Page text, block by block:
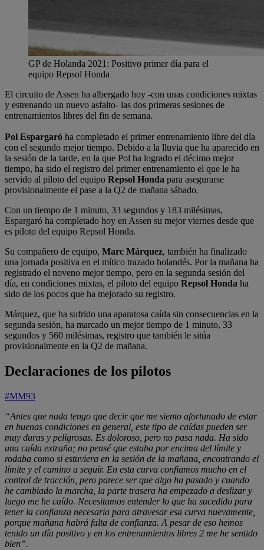
GP de Holanda 2021: Positivo primer día para el
equipo Repsol Honda
El circuito de Assen ha albergado hoy -con unas condiciones mixtas
y estrenando un nuevo asfalto- las dos primeras sesiones de
entrenamientos libres del fin de semana.
Pol Espargaró ha completado el primer entrenamiento libre del día
con el segundo mejor tiempo. Debido a la lluvia que ha aparecido en
la sesión de la tarde, en la que Pol ha logrado el décimo mejor
tiempo, ha sido el registro del primer entrenamiento el que le ha
servido al piloto del equipo Repsol Honda para asegurarse
provisionalmente el pase a la Q2 de mañana sábado.
Con un tiempo de 1 minuto, 33 segundos y 183 milésimas,
Espargaró ha completado hoy en Assen su mejor viernes desde que
es piloto del equipo Repsol Honda.
Su compañero de equipo, Marc Márquez, también ha finalizado
una jornada positiva en el mítico trazado holandés. Por la mañana ha
registrado el noveno mejor tiempo, pero en la segunda sesión del
día, en condiciones mixtas, el piloto del equipo Repsol Honda ha
sido de los pocos que ha mejorado su registro.
Márquez, que ha sufrido una aparatosa caída sin consecuencias en la
segunda sesión, ha marcado un mejor tiempo de 1 minuto, 33
segundos y 560 milésimas, registro que también le sitúa
provisionalmente en la Q2 de mañana.
Declaraciones de los pilotos
#MM93
“Antes que nada tengo que decir que me siento afortunado de estar
en buenas condiciones en general, este tipo de caídas pueden ser
muy duras y peligrosas. Es doloroso, pero no pasa nada. Ha sido
una caída extraña; no pensé que estaba por encima del límite y
rodaba como si estuviera en la sesión de la mañana, encontrando el
límite y el camino a seguir. En esta curva confiamos mucho en el
control de tracción, pero parece ser que algo ha pasado y cuando
he cambiado la marcha, la parte trasera ha empezado a deslizar y
luego me he caído. Necesitamos entender lo que ha sucedido para
tener la confianza necesaria para atravesar esa curva nuevamente,
porque mañana habrá falta de confianza. A pesar de eso hemos
tenido un día positivo y en los entrenamientos libres 2 me he sentido
bien”.